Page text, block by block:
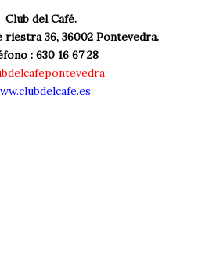
Club del Café.
36, 36002 Pontevedra.
: 630 16 67 28